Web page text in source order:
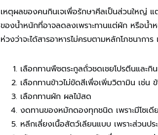
เหตุผลของคนกินเจเพื่อรักษาศีลเป็นส่วนใหญ่
ของน้ำหนักที่อาจลดลงเพราะทานแต่ผัก หรือน้ำ
ห่วงว่าจะได้สารอาหารไม่ครบตามหลักโภชนากา
เลือกทานพืชตระกูลถั่วชดเชยโปรตีนและกิ
เลือกทานข้าวไม่ขัดสีเพื่อเพิ่มวิตามิน เช่น
เลือกทานผัก ผลไม้สด
งดทานของหมักดองทุกชนิด เพราะมีโซเดี
หลีกเลี่ยงเนื้อสัตว์เลียนแบบ เพราะส่วนป